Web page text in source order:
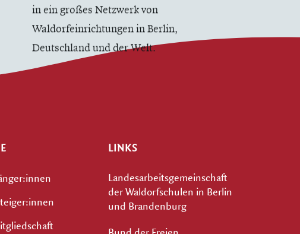
in ein großes Netzwerk von
Waldorfeinrichtungen in Berlin,
Deutschland und der Welt.
LINKS
Landesarbeitsgemeinschaft
der Waldorfschulen in Berlin
und Brandenburg